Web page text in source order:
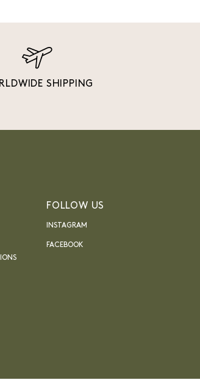
SHIPPING
FOLLOW US
INSTAGRAM
FACEBOOK